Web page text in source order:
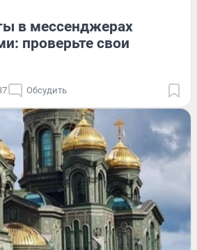
в мессенджерах
проверьте свои
Обсудить